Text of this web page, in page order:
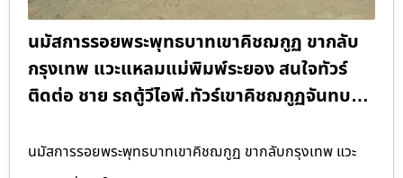
นมัสการรอยพระพุทธบาทเขาคิชฌกูฏ ขากลับ
กรุงเทพ แวะแหลมแม่พิมพ์ระยอง สนใจทัวร์
ติดต่อ ชาย รถตู้วีไอพี.ทัวร์เขาคิชฌกูฏจันทบ…
นมัสการรอยพระพุทธบาทเขาคิชฌกูฏ ขากลับกรุงเทพ แวะ